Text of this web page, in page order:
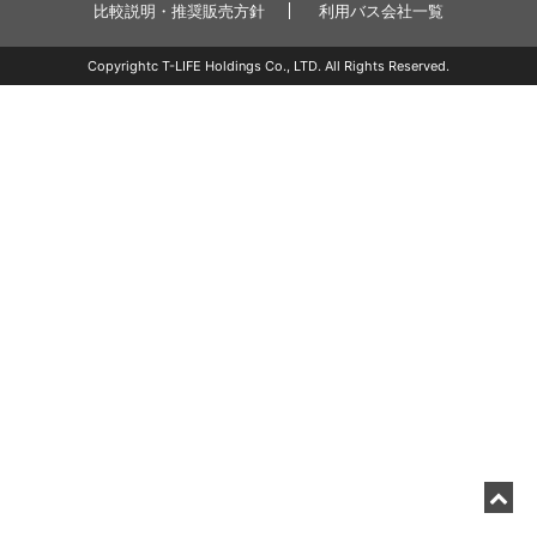
比較説明・推奨販売方針 利用バス会社一覧
Copyrightc T-LIFE Holdings Co., LTD. All Rights Reserved.